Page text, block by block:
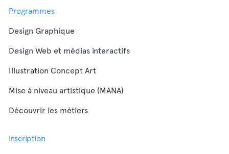
Programmes
Design Graphique
Design Web et médias interactifs
Illustration Concept Art
Mise à niveau artistique (MANA)
Découvrir les métiers
Inscription